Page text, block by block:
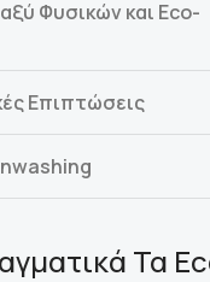
Φυσικών και Eco-
Επιπτώσεις
Τα